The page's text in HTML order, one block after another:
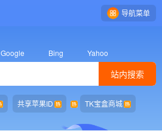
导航菜单
Google Bing Yahoo
站内搜索
共享苹果ID TK宝盒商城